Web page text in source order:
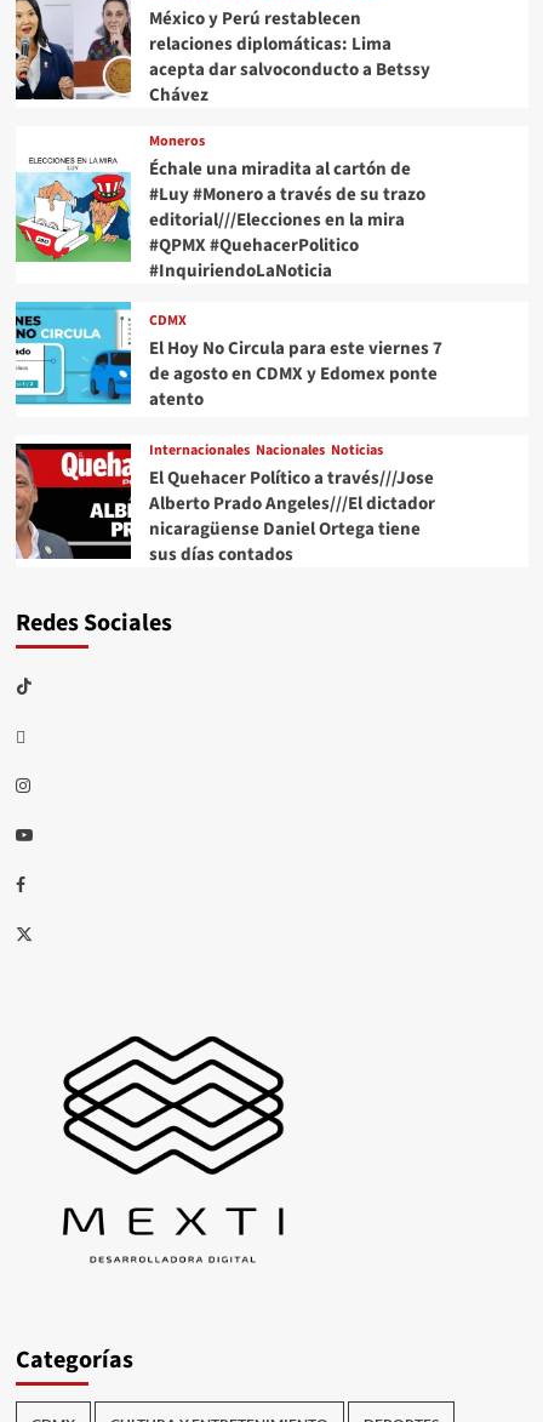
México y Perú restablecen
relaciones diplomáticas: Lima
acepta dar salvoconducto a Betssy
Chávez
Moneros
Échale una miradita al cartón de
#Luy #Monero a través de su trazo
editorial///Elecciones en la mira
#QPMX #QuehacerPolitico
#InquiriendoLaNoticia
CDMX
El Hoy No Circula para este viernes 7
de agosto en CDMX y Edomex ponte
atento
Internacionales Nacionales Noticias
El Quehacer Político a través///Jose
Alberto Prado Angeles///El dictador
nicaragüense Daniel Ortega tiene
sus días contados
Redes Sociales
TikTok
threads
Instagram
Youtube
Facebook
X
Categorías